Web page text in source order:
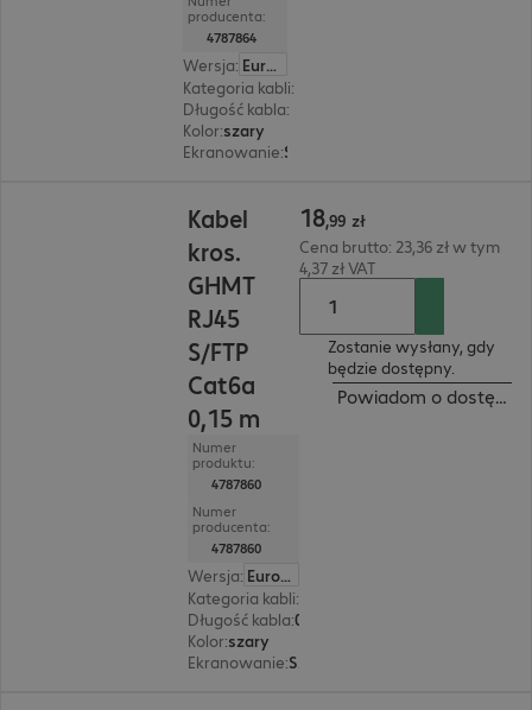
producenta:
4787864
Wersja:
Europa
Kategoria kabli:
Długość kabla:
Kolor:szary
Ekranowanie:
Kabel
kros.
GHMT
RJ45
S/FTP
Cat6a
0,15 m
Numer
produktu:
4787860
Numer
producenta:
4787860
Wersja:
Europa
Kategoria kabli:
Długość kabla:
Kolor:szary
Ekranowanie:
18,99 zł
Cena brutto: 23,36 zł w tym
4,37 zł VAT
Zostanie wysłany, gdy
będzie dostępny.
Powiadom o